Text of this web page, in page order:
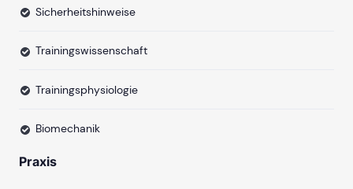
Sicherheitshinweise
Trainingswissenschaft
Trainingsphysiologie
Biomechanik
Praxis